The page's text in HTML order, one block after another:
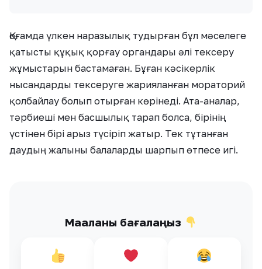
Қоғамда үлкен наразылық тудырған бұл мәселеге
қатысты құқық қорғау органдары әлі тексеру
жұмыстарын бастамаған. Бұған кәсікерлік
нысандарды тексеруге жарияланған мораторий
қолбайлау болып отырған көрінеді. Ата-аналар,
тәрбиеші мен басшылық тарап болса, бірінің
үстінен бірі арыз түсіріп жатыр. Тек тұтанған
даудың жалыны балаларды шарпып өтпесе игі.
Мақаланы бағалаңыз